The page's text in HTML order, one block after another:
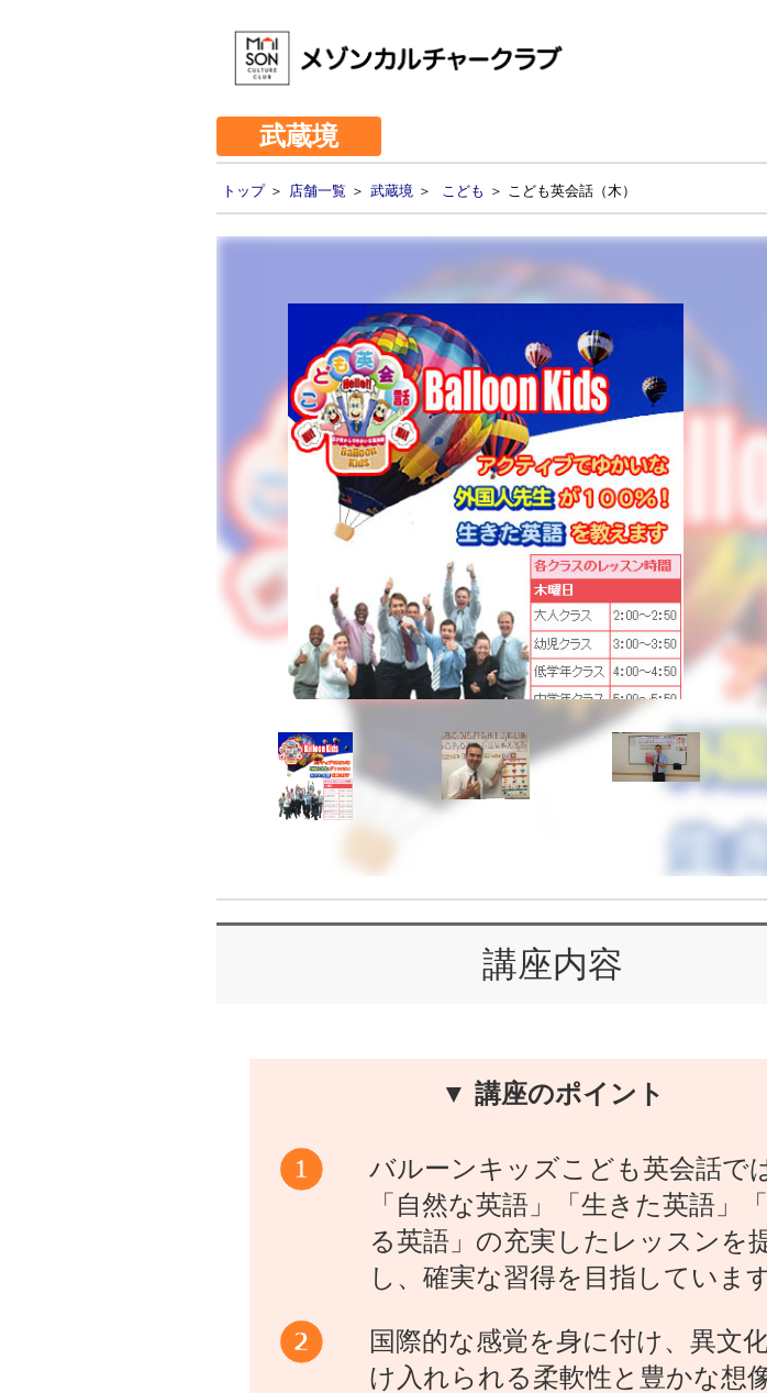
武蔵境
トップ＞ 店舗一覧 ＞ 武蔵境 ＞ こども ＞ こども英会話（木）
講座内容
▼ 講座のポイント
バルーンキッズこども英会話で
「自然な英語」「生きた英語」
る英語」の充実したレッスンを
し、確実な習得を目指しています
国際的な感覚を身に付け、異文
け入れられる柔軟性と豊かな想